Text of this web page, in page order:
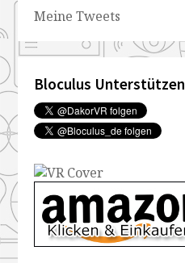
Meine Tweets
Bloculus Unterstützen